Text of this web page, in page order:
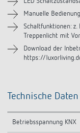
Videos
Manuelle
Schaltfunktionen: z.
Treppenlicht mit
Download der
https://
Technische Daten
Betriebsspannung KNX